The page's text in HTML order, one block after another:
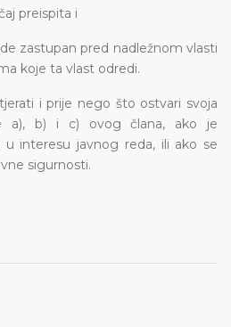
preispita i
zastupan pred nadležnom vlasti
koje ta vlast odredi.
i prije nego što ostvari svoja
a), b) i c) ovog člana, ako je
u interesu javnog reda, ili ako se
sigurnosti.